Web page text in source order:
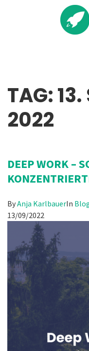
TAG:13.
2022
DEEP WORK –
ByAnja KarlbauerIn
13/09/2022